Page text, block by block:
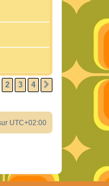
2 3 4 SUIVANT
UTC+02:00